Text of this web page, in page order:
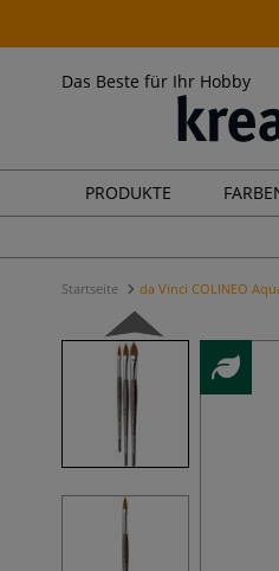
Das Beste für Ihr Hobby
PRODUKTE
Startseite da Vinci COLINEO